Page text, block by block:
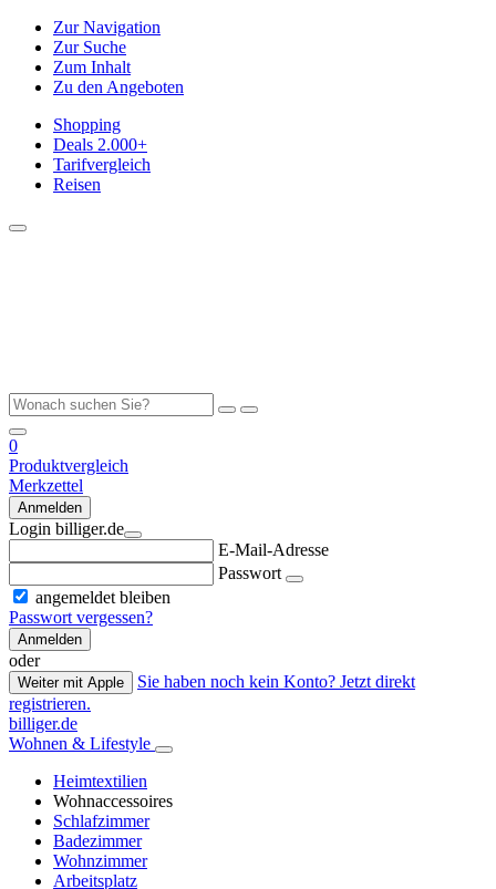
Zur Navigation
Zur Suche
Zum Inhalt
Zu den Angeboten
Shopping
Deals 2.000+
Tarifvergleich
Reisen
0
Produktvergleich
Merkzettel
Anmelden
Login billiger.de
E-Mail-Adresse
Passwort
angemeldet bleiben
Passwort vergessen?
Anmelden
oder
Weiter mit Apple
Sie haben noch kein Konto? Jetzt direkt
registrieren.
billiger.de
Wohnen & Lifestyle
Heimtextilien
Wohnaccessoires
Schlafzimmer
Badezimmer
Wohnzimmer
Arbeitsplatz